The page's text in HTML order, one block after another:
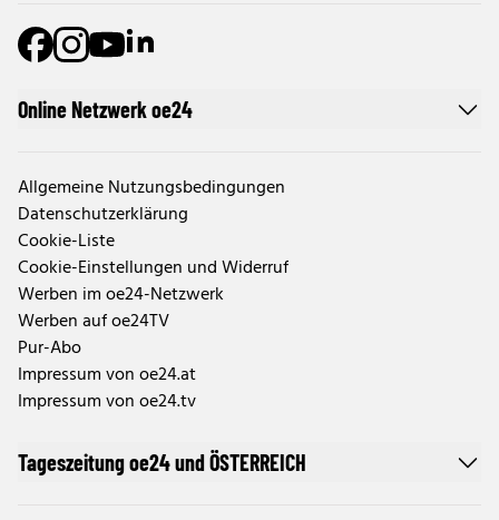
Online Netzwerk oe24
Allgemeine Nutzungsbedingungen
Datenschutzerklärung
Cookie-Liste
Cookie-Einstellungen und Widerruf
Werben im oe24-Netzwerk
Werben auf oe24TV
Pur-Abo
Impressum von oe24.at
Impressum von oe24.tv
Tageszeitung oe24 und ÖSTERREICH